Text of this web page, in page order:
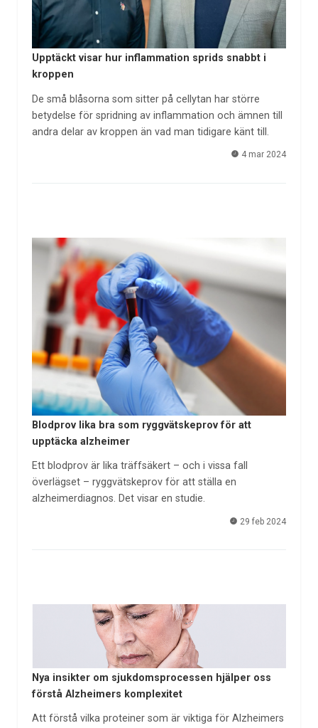
Upptäckt visar hur inflammation sprids snabbt i
kroppen
De små blåsorna som sitter på cellytan har större
betydelse för spridning av inflammation och ämnen till
andra delar av kroppen än vad man tidigare känt till.
4 mar 2024
Blodprov lika bra som ryggvätskeprov för att
upptäcka alzheimer
Ett blodprov är lika träffsäkert – och i vissa fall
överlägset – ryggvätskeprov för att ställa en
alzheimerdiagnos. Det visar en studie.
29 feb 2024
Nya insikter om sjukdomsprocessen hjälper oss
förstå Alzheimers komplexitet
Att förstå vilka proteiner som är viktiga för Alzheimers